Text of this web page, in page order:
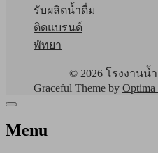
รับผลิตน้ำดื่ม
ติดแบรนด์
พัทยา
© 2026 โรงงานน้ำ
Graceful Theme by Optima
Menu